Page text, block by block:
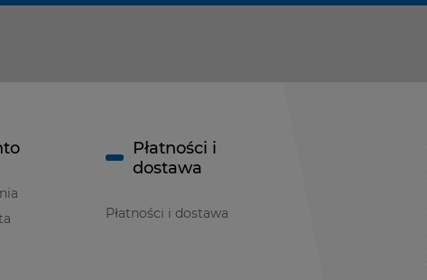
Płatności i
dostawa
Płatności i dostawa